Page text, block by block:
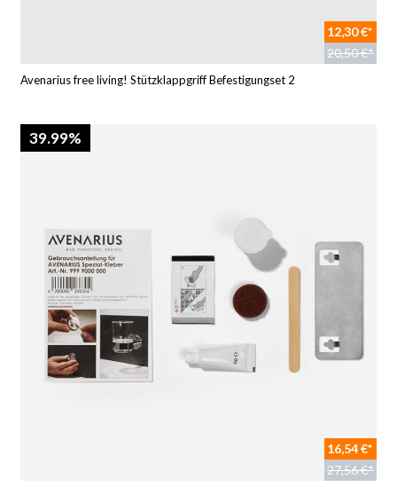
12,30 €*
20,50 €*
Avenarius free living! Stützklappgriff Befestigungset 2
39.99%
16,54 €*
27,56 €*